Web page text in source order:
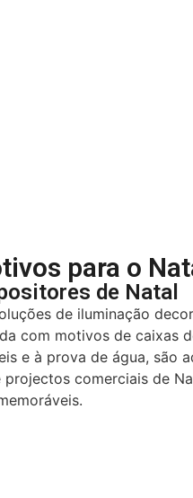
para o
de Natal
de iluminação
com motivos de caixas
e à prova de água, são
comerciais de